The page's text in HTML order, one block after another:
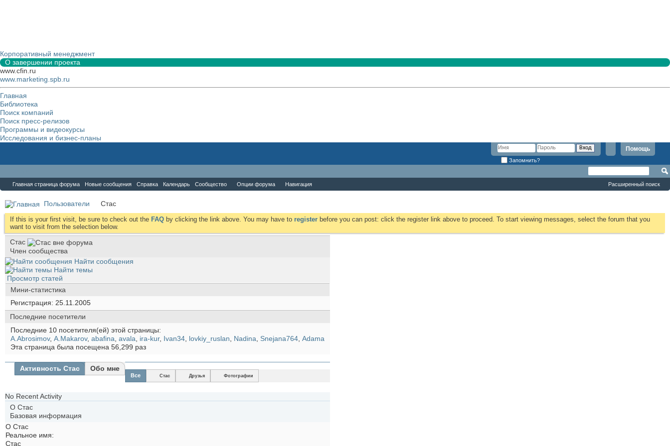
Корпоративный менеджмент
О завершении проекта
www.cfin.ru
www.marketing.spb.ru
Главная
Библиотека
Поиск компаний
Поиск пресс-релизов
Программы и видеокурсы
Исследования и бизнес-планы
Помощь
Запомнить?
Главная страница форума Новые сообщения Справка Календарь Сообщество Опции форума Навигация Расширенный поиск
Пользователи Стас
If this is your first visit, be sure to check out the FAQ by clicking the link above. You may have to register before you can post: click the register link above to proceed. To start viewing messages, select the forum that you
want to visit from the selection below.
Стас
Член сообщества
Найти сообщения
Найти темы
Просмотр статей
Мини-статистика
Регистрация
25.11.2005
Последние посетители
Последние 10 посетителя(ей) этой страницы:
A.Abrosimov, A.Makarov, abafina avala ira-kur, Ivan34 lovkiy_ruslan Nadina Snejana764 Аdama
Эта страница была посещена 56,299 раз
Активность Стас Обо мне
Все Стас Друзья Фотографии
No Recent Activity
О Стас
Базовая информация
О Стас
Реальное имя:
Стас